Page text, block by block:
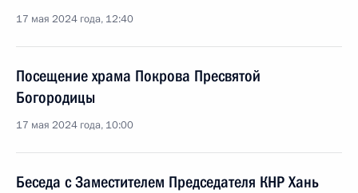
17 мая 2024 года, 12:40
Посещение храма Покрова Пресвятой
Богородицы
17 мая 2024 года, 10:00
Беседа с Заместителем Председателя КНР Хань